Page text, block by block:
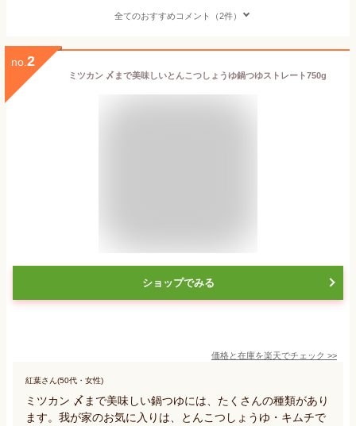
全てのおすすめコメント（2件）
no. 2
ミツカン 〆まで美味しいとんこつしょうゆ鍋つゆストレート750g
ショップでみる
価格と在庫を楽天でチェック >>
紅葉さん(50代・女性)
ミツカン 〆まで美味しい鍋つゆには、たくさんの種類があり
ます。我が家のお気に入りは、とんこつしょうゆ・キムチで